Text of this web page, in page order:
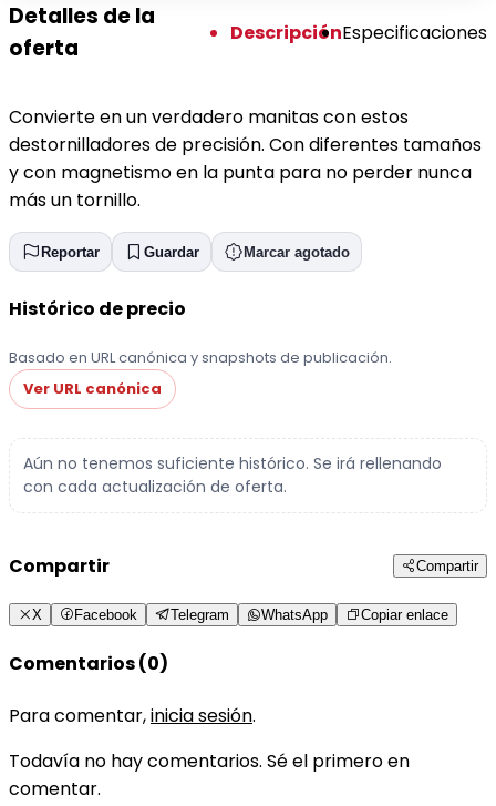
Detalles de la
oferta
DescripciónEspecificaciones
Convierte en un verdadero manitas con estos
destornilladores de precisión. Con diferentes tamaños
y con magnetismo en la punta para no perder nunca
más un tornillo.
Reportar Guardar Marcar agotado
Histórico de precio
Basado en URL canónica y snapshots de publicación.
Ver URL canónica
Aún no tenemos suficiente histórico. Se irá rellenando
con cada actualización de oferta.
Compartir Compartir
X Facebook Telegram WhatsApp Copiar enlace
Comentarios (0)
Para comentar,inicia sesión.
Todavía no hay comentarios. Sé el primero en
comentar.